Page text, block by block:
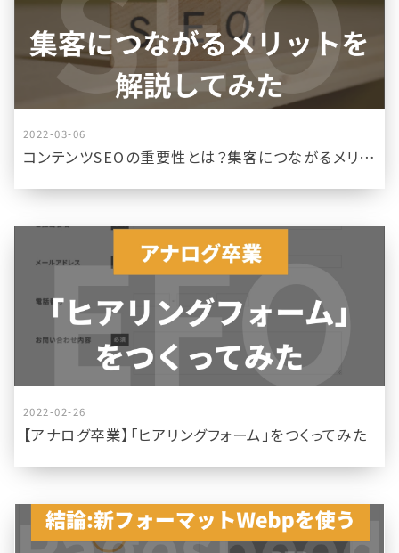
2022-03-06
コンテンツSEOの重要性とは？集客につながるメリットを解説してみた
2022-02-26
【アナログ卒業】「ヒアリングフォーム」をつくってみた